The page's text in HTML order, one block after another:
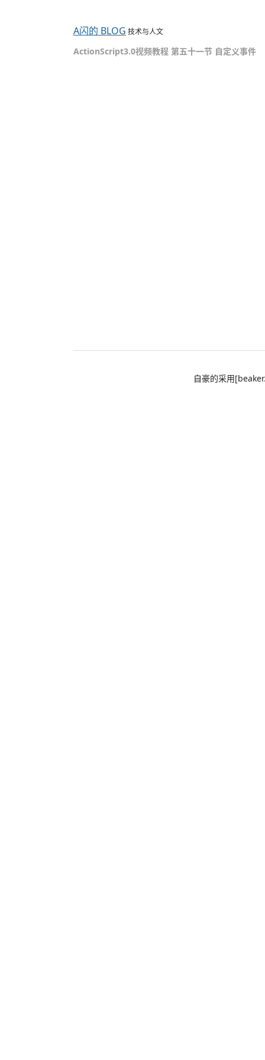
A闪的 BLOG 技术与人文
ActionScript3.0视频教程 第五十一节 自定义事件
自豪的采用